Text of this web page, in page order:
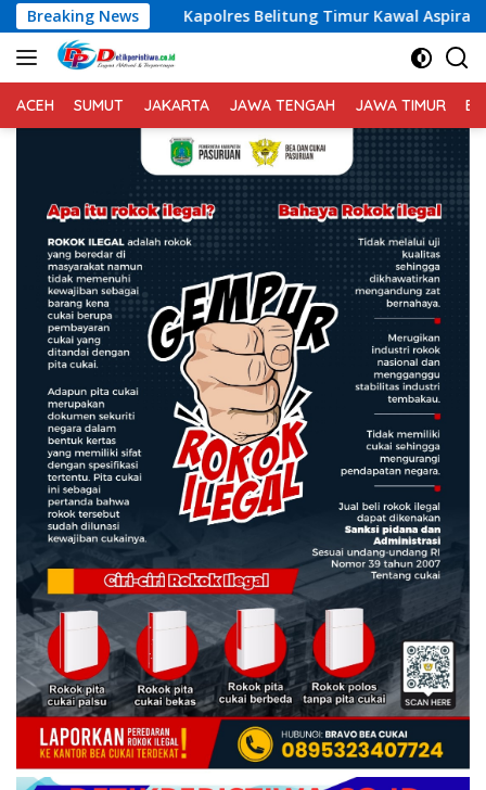
Langsung
ke
konten
Breaking News
Kapolres Belitung Timur Kawal Aspirasi Unjuk Rasa
ACEH SUMUT JAKARTA JAWA TENGAH JAWA TIMUR